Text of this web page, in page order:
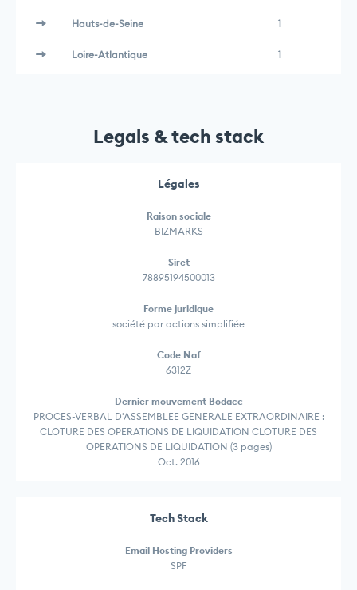
Hauts-de-Seine 1
Loire-Atlantique 1
Legals & tech stack
Légales
Raison sociale
BIZMARKS
Siret
78895194500013
Forme juridique
société par actions simplifiée
Code Naf
6312Z
Dernier mouvement Bodacc
PROCES-VERBAL D'ASSEMBLEE GENERALE EXTRAORDINAIRE :
CLOTURE DES OPERATIONS DE LIQUIDATION CLOTURE DES
OPERATIONS DE LIQUIDATION (3 pages)
Oct. 2016
Tech Stack
Email Hosting Providers
SPF